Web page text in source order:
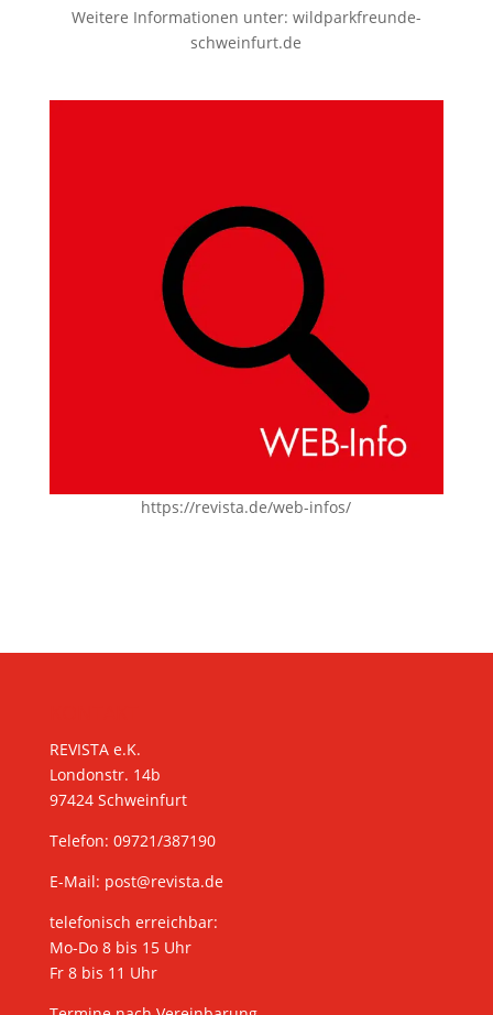
Weitere Informationen unter: wildparkfreunde-
schweinfurt.de
https://revista.de/web-infos/
REVISTA e.K.
Londonstr. 14b
97424 Schweinfurt
Telefon: 09721/387190
E-Mail: post@revista.de
telefonisch erreichbar:
Mo-Do 8 bis 15 Uhr
Fr 8 bis 11 Uhr